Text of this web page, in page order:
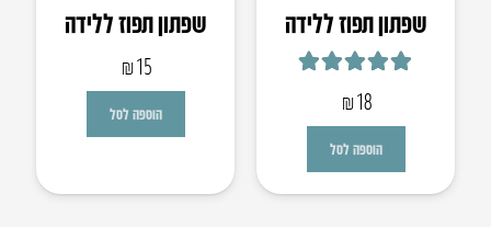
שפתון תפוז ללידה
₪18
הוספה לסל
שפתון תפוז ללידה
₪15
הוספה לסל